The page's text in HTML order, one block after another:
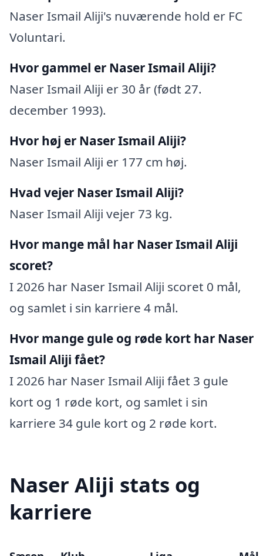
Naser Ismail Aliji's nuværende hold er FC
Voluntari.
Hvor gammel er Naser Ismail Aliji?
Naser Ismail Aliji er 30 år (født 27.
december 1993).
Hvor høj er Naser Ismail Aliji?
Naser Ismail Aliji er 177 cm høj.
Hvad vejer Naser Ismail Aliji?
Naser Ismail Aliji vejer 73 kg.
Hvor mange mål har Naser Ismail Aliji
scoret?
I 2026 har Naser Ismail Aliji scoret 0 mål,
og samlet i sin karriere 4 mål.
Hvor mange gule og røde kort har Naser
Ismail Aliji fået?
I 2026 har Naser Ismail Aliji fået 3 gule
kort og 1 røde kort, og samlet i sin
karriere 34 gule kort og 2 røde kort.
Naser Aliji stats og
karriere